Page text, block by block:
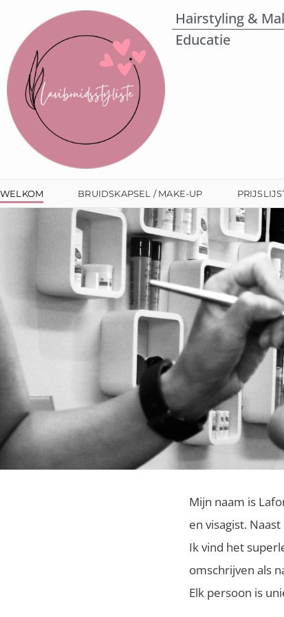
inhoud
Hairstyling &
Educatie
WELKOM BRUIDSKAPSEL / MAKE-UP
Mijn naam is
en visagist.
Ik vind het
omschrijven als
​Elk persoon is